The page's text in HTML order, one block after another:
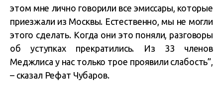
этом мне лично говорили все эмиссары, которые
приезжали из Москвы. Естественно, мы не могли
этого сделать. Когда они это поняли, разговоры
об уступках прекратились. Из 33 членов
Меджлиса у нас только трое проявили слабость”,
– сказал Рефат Чубаров.